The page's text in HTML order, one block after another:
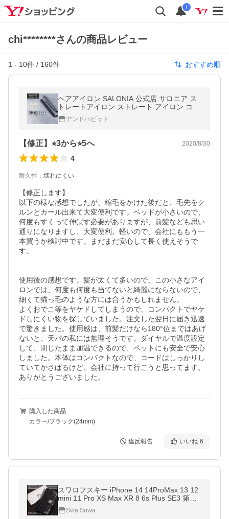
i
chi********さんの商品レビュー
1 - 10件 / 160件 おすすめ順
ヘアアイロン SALONIA 公式店 サロニア ス
トレートアイロン ストレート アイロン コテ
15mm 24mm 35mm 家電 1年保証
アンドハビット
【修正】⭐︎3から⭐︎5へ 2020/8/30
4
耐久性 ： 壊れにくい
【修正します】
以下の様な感想でしたが、縮毛をかけた後だと、毛先をク
ルンとカール出来て大変便利です。ベッドが小さいので、
何度もすくって伸ばす必要がありますが、前髪なども思い
通りになりますし、大変便利。軽いので、会社にももう一
本買うか検討中です。まだまだ安心して長く使えそうで
す。
使用後の感想です。髪が太くて多いので、この小さなアイ
ロンでは、何度も何度も当てないと綺麗にならないので、
細くて猫っ毛のような方には合うかもしれません。
よくおでこ等をヤケドしてしまうので、コンパクトでヤケ
ドしにくい物を探していました。注文した翌日に届き迅速
で驚きました。使用感は、前髪だけなら180°位まではあげ
ないと、天パの私には無理そうです。ダイヤルで温度設定
して、閉じたまま加温できるので、ペットにも安全で安心
しました。本体はコンパクトなので、コードはしっかりし
ていてかさばるけど、会社に持って行こうと思ってます。
ありがとうございました。
購入した商品
カラー/ブラック(24mm)
違反報告 いいね 6
スワロフスキー iPhone 14 14ProMax 13 12
mini 11 Pro XS Max XR 8 6s Plus SE3 第三
世代 SE2 第二世代 Galaxy S10 S9 手帳型 ク
ロコダイル ケース 鰐柄
Swa Suwa